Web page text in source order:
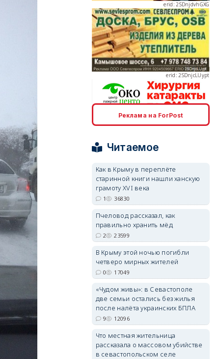
erid: 2SDnjcLUypt
erid: 2SDnjcrDNw6
erid: 2SDnjdvhGXG
Реклама на ForPost
Читаемое
Как в Крыму в переплёте
старинной книги нашли ханскую
грамоту XVI века
1 36830
Пчеловод рассказал, как
правильно хранить мёд
2 23599
В Крыму этой ночью погибли
четверо мирных жителей
0 17049
«Чудом живы»: в Севастополе
две семьи остались без жилья
после налёта украинских БПЛА
9 12096
Что местная жительница
рассказала о массовом убийстве
в севастопольском селе